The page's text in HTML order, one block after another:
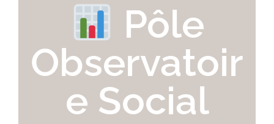
Pôle
Observatoir
e Social